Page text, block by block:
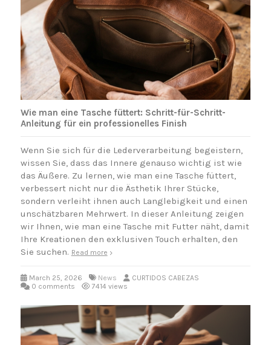
Wie man eine Tasche füttert: Schritt-für-Schritt-
Anleitung für ein professionelles Finish
Wenn Sie sich für die Lederverarbeitung begeistern,
wissen Sie, dass das Innere genauso wichtig ist wie
das Äußere. Zu lernen, wie man eine Tasche füttert,
verbessert nicht nur die Ästhetik Ihrer Stücke,
sondern verleiht ihnen auch Langlebigkeit und einen
unschätzbaren Mehrwert. In dieser Anleitung zeigen
wir Ihnen, wie man eine Tasche mit Futter näht, damit
Ihre Kreationen den exklusiven Touch erhalten, den
Sie suchen. Read more
March 25, 2026 News
CURTIDOS CABEZAS
0 comments
7414 views